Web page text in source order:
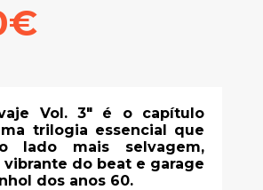
Vol. 3" é o capítulo
trilogia essencial que
lado mais selvagem,
vibrante do beat e garage
dos anos 60.